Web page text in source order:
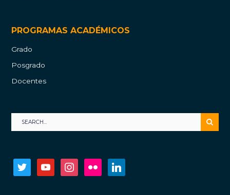
PROGRAMAS ACADÉMICOS
Grado
Posgrado
Docentes
twitter youtube instagramflickr